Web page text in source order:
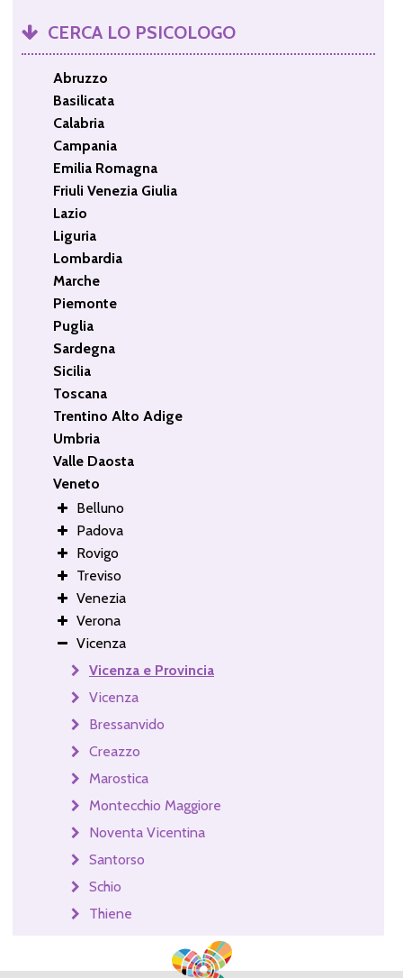
CERCA LO PSICOLOGO
Abruzzo
Basilicata
Calabria
Campania
Emilia Romagna
Friuli Venezia Giulia
Lazio
Liguria
Lombardia
Marche
Piemonte
Puglia
Sardegna
Sicilia
Toscana
Trentino Alto Adige
Umbria
Valle Daosta
Veneto
Belluno
Padova
Rovigo
Treviso
Venezia
Verona
Vicenza
Vicenza e Provincia
Vicenza
Bressanvido
Creazzo
Marostica
Montecchio Maggiore
Noventa Vicentina
Santorso
Schio
Thiene